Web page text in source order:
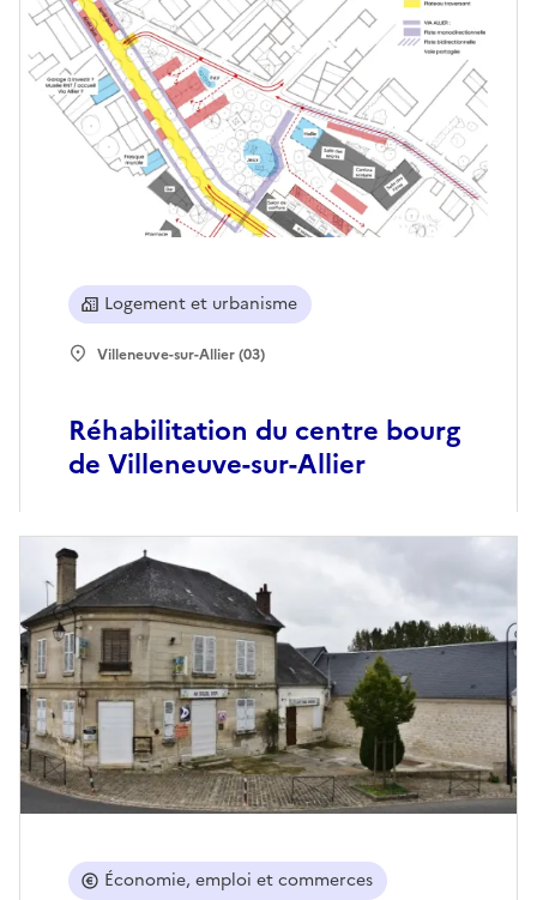
Réhabilitation du centre bourg
de Villeneuve-sur-Allier
Logement et urbanisme
Villeneuve-sur-Allier (03)
Économie, emploi et commerces